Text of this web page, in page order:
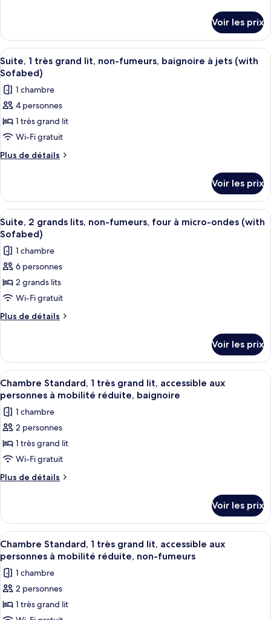
Standard,
très
grand
lit,
non-
fumeurs,
baignoire
jets
le
type
de
chambre
Standard,
grand
lit,
fumeurs,
Voir les prix
Afficher
toutes
les
photos
pour
ce
type
de
1
très
grand
lit,
non-
fumeurs,
baignoire
à
jets
(with
Une chambre d’hôtel avec un
8
Suite, 1 très grand lit, non-fumeurs, baignoire à jets (with
Sofabed)
1 chambre
4 personnes
1 très grand lit
Wi-Fi gratuit
Plus de détails
Plus
le
type
de
chambre
très
grand
lit,
non-
baignoire
Sofabed)
Voir les prix
Afficher
toutes
les
photos
pour
ce
type
de
2
grands
lits,
non-
fumeurs,
four
à
micro-
ondes
(with
Une chambre d’hôtel avec deux lits,
6
Suite, 2 grands lits, non-fumeurs, four à micro-ondes (with
Sofabed)
1 chambre
6 personnes
2 grands lits
Wi-Fi gratuit
Plus de détails
Plus
le
type
de
chambre
Suite,
2
grands
non-
fumeurs,
à
Sofabed)
Voir les prix
Afficher
toutes
les
photos
pour
ce
type
de
Standard,
très
grand
lit,
accessible
aux
personnes
Une chambre d’hôtel avec un
7
Chambre Standard, 1 très grand lit, accessible aux
personnes à mobilité réduite, baignoire
1 chambre
2 personnes
1 très grand lit
Wi-Fi gratuit
Plus de détails
Plus
le
type
de
chambre
Chambre
Standard,
grand
Voir les prix
Afficher
toutes
les
photos
pour
ce
Une chambre d’hôtel avec un
5
Chambre Standard, 1 très grand lit, accessible aux
personnes à mobilité réduite, non-fumeurs
1 chambre
2 personnes
1 très grand lit